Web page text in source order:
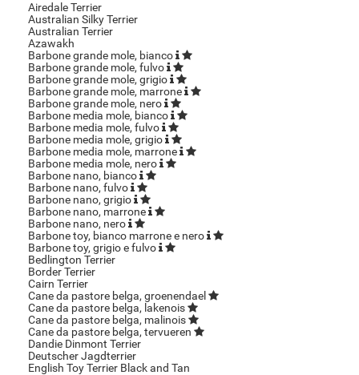
Airedale Terrier
Australian Silky Terrier
Australian Terrier
Azawakh
Barbone grande mole, bianco
Barbone grande mole, fulvo
Barbone grande mole, grigio
Barbone grande mole, marrone
Barbone grande mole, nero
Barbone media mole, bianco
Barbone media mole, fulvo
Barbone media mole, grigio
Barbone media mole, marrone
Barbone media mole, nero
Barbone nano, bianco
Barbone nano, fulvo
Barbone nano, grigio
Barbone nano, marrone
Barbone nano, nero
Barbone toy, bianco marrone e nero
Barbone toy, grigio e fulvo
Bedlington Terrier
Border Terrier
Cairn Terrier
Cane da pastore belga, groenendael
Cane da pastore belga, lakenois
Cane da pastore belga, malinois
Cane da pastore belga, tervueren
Dandie Dinmont Terrier
Deutscher Jagdterrier
English Toy Terrier Black and Tan